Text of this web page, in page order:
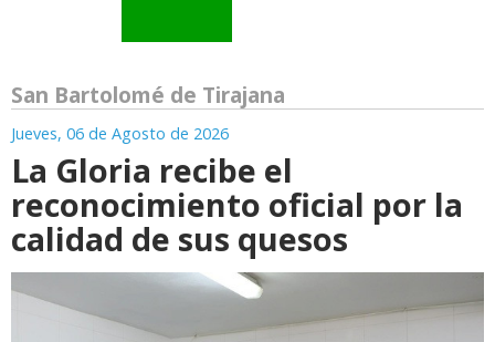
San Bartolomé de Tirajana
Jueves, 06 de Agosto de 2026
La Gloria recibe el
reconocimiento oficial por la
calidad de sus quesos